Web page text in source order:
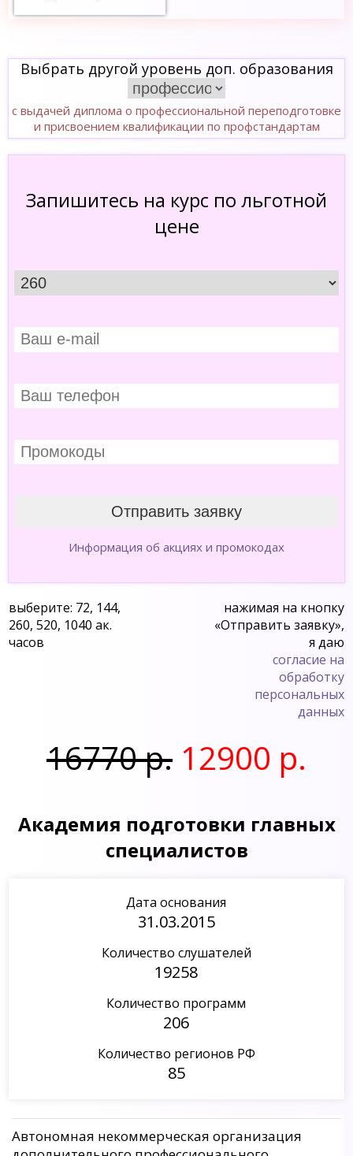
Выбрать другой уровень доп. образования
с выдачей диплома о профессиональной переподготовке
и присвоением квалификации по профстандартам
Запишитесь на курс по льготной
цене
Информация об акциях и промокодах
выберите: 72, 144,
260, 520, 1040 ак.
часов
нажимая на кнопку
«Отправить заявку»,
я даю
согласие на
обработку
персональных
данных
16770 р. 12900 р.
Академия подготовки главных
специалистов
Дата основания
31.03.2015
Количество слушателей
19258
Количество программ
206
Количество регионов РФ
85
Автономная некоммерческая организация